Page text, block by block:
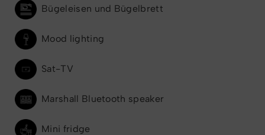
Bügeleisen und Bügelbrett
Mood lighting
Sat-TV
Marshall Bluetooth speaker
Mini fridge